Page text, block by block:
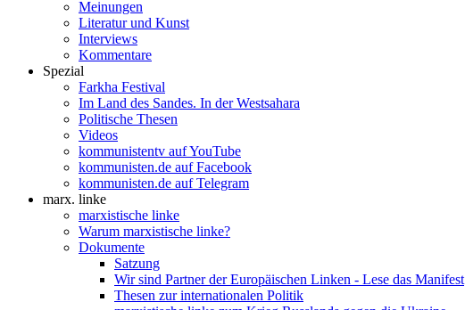
Meinungen
Literatur und Kunst
Interviews
Kommentare
Spezial
Farkha Festival
Im Land des Sandes. In der Westsahara
Politische Thesen
Videos
kommunistentv auf YouTube
kommunisten.de auf Facebook
kommunisten.de auf Telegram
marx. linke
marxistische linke
Warum marxistische linke?
Dokumente
Satzung
Wir sind Partner der Europäischen Linken - Lese das Manifest
Thesen zur internationalen Politik